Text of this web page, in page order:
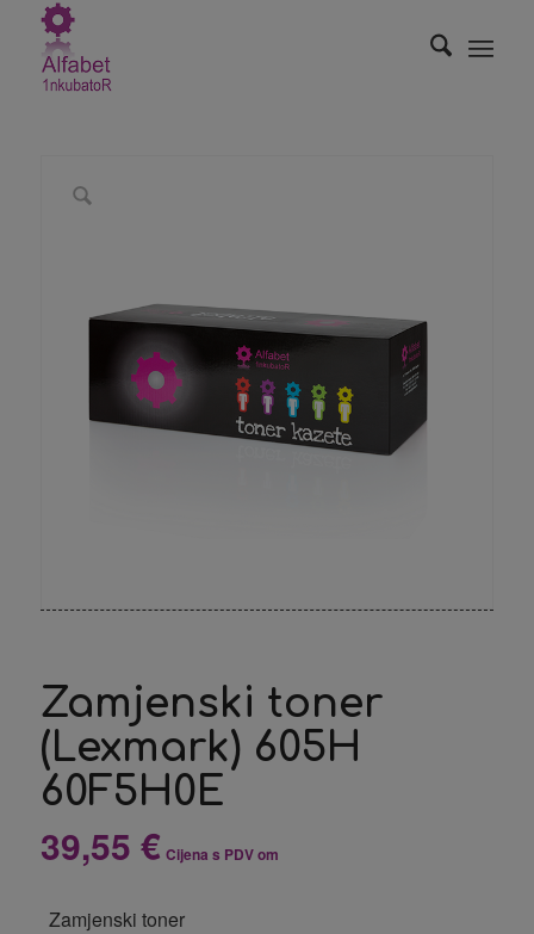
Zamjenski toner
(Lexmark) 605H
60F5H0E
39,55 € Cijena s PDV om
Zamjenski toner